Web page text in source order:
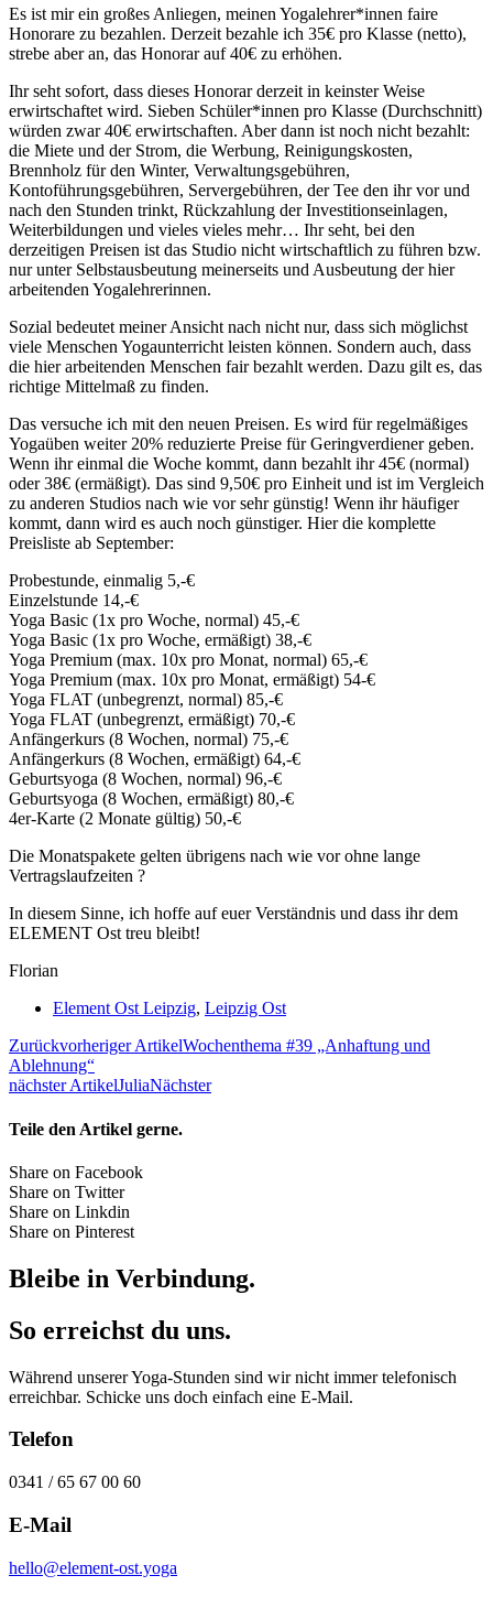
Es ist mir ein großes Anliegen, meinen Yogalehrer*innen faire
Honorare zu bezahlen. Derzeit bezahle ich 35€ pro Klasse (netto),
strebe aber an, das Honorar auf 40€ zu erhöhen.
Ihr seht sofort, dass dieses Honorar derzeit in keinster Weise
erwirtschaftet wird. Sieben Schüler*innen pro Klasse (Durchschnitt)
würden zwar 40€ erwirtschaften. Aber dann ist noch nicht bezahlt:
die Miete und der Strom, die Werbung, Reinigungskosten,
Brennholz für den Winter, Verwaltungsgebühren,
Kontoführungsgebühren, Servergebühren, der Tee den ihr vor und
nach den Stunden trinkt, Rückzahlung der Investitionseinlagen,
Weiterbildungen und vieles vieles mehr… Ihr seht, bei den
derzeitigen Preisen ist das Studio nicht wirtschaftlich zu führen bzw.
nur unter Selbstausbeutung meinerseits und Ausbeutung der hier
arbeitenden Yogalehrerinnen.
Sozial bedeutet meiner Ansicht nach nicht nur, dass sich möglichst
viele Menschen Yogaunterricht leisten können. Sondern auch, dass
die hier arbeitenden Menschen fair bezahlt werden. Dazu gilt es, das
richtige Mittelmaß zu finden.
Das versuche ich mit den neuen Preisen. Es wird für regelmäßiges
Yogaüben weiter 20% reduzierte Preise für Geringverdiener geben.
Wenn ihr einmal die Woche kommt, dann bezahlt ihr 45€ (normal)
oder 38€ (ermäßigt). Das sind 9,50€ pro Einheit und ist im Vergleich
zu anderen Studios nach wie vor sehr günstig! Wenn ihr häufiger
kommt, dann wird es auch noch günstiger. Hier die komplette
Preisliste ab September:
Probestunde, einmalig 5,-€
Einzelstunde 14,-€
Yoga Basic (1x pro Woche, normal) 45,-€
Yoga Basic (1x pro Woche, ermäßigt) 38,-€
Yoga Premium (max. 10x pro Monat, normal) 65,-€
Yoga Premium (max. 10x pro Monat, ermäßigt) 54-€
Yoga FLAT (unbegrenzt, normal) 85,-€
Yoga FLAT (unbegrenzt, ermäßigt) 70,-€
Anfängerkurs (8 Wochen, normal) 75,-€
Anfängerkurs (8 Wochen, ermäßigt) 64,-€
Geburtsyoga (8 Wochen, normal) 96,-€
Geburtsyoga (8 Wochen, ermäßigt) 80,-€
4er-Karte (2 Monate gültig) 50,-€
Die Monatspakete gelten übrigens nach wie vor ohne lange
Vertragslaufzeiten ?
In diesem Sinne, ich hoffe auf euer Verständnis und dass ihr dem
ELEMENT Ost treu bleibt!
Florian
Element Ost Leipzig, Leipzig Ost
Zurückvorheriger ArtikelWochenthema #39 „Anhaftung und
Ablehnung“
nächster ArtikelJuliaNächster
Teile den Artikel gerne.
Share on Facebook
Share on Twitter
Share on Linkdin
Share on Pinterest
Bleibe in Verbindung.
So erreichst du uns.
Während unserer Yoga-Stunden sind wir nicht immer telefonisch
erreichbar. Schicke uns doch einfach eine E-Mail.
Telefon
0341 / 65 67 00 60
E-Mail
hello@element-ost.yoga